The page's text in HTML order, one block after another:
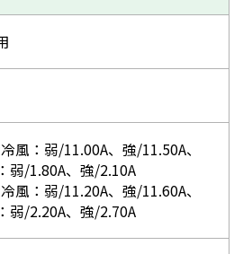
風：弱/11.00A、強/11.50A、
弱/1.80A、強/2.10A
風：弱/11.20A、強/11.60A、
弱/2.20A、強/2.70A